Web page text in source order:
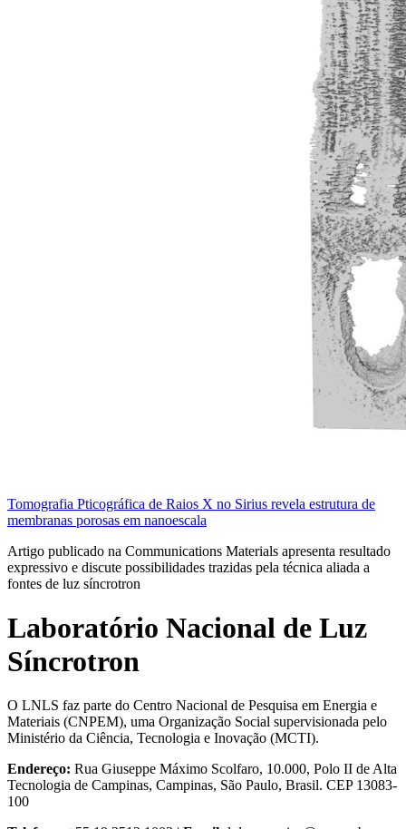
Tomografia Pticográfica de Raios X no Sirius revela estrutura de
membranas porosas em nanoescala
Artigo publicado na Communications Materials apresenta resultado
expressivo e discute possibilidades trazidas pela técnica aliada a
fontes de luz síncrotron
Laboratório Nacional de Luz
Síncrotron
O LNLS faz parte do Centro Nacional de Pesquisa em Energia e
Materiais (CNPEM), uma Organização Social supervisionada pelo
Ministério da Ciência, Tecnologia e Inovação (MCTI).
Endereço: Rua Giuseppe Máximo Scolfaro, 10.000, Polo II de Alta
Tecnologia de Campinas, Campinas, São Paulo, Brasil. CEP 13083-
100